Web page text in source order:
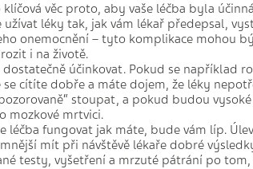
věc proto, aby vaše léčba byla
léky tak, jak vám lékař předepsal,
onemocnění – tyto komplikace mohou
i na životě.
dostatečně účinkovat. Pokud se například
cítíte dobře a máte dojem, že léky
stoupat, a pokud budou
mozkové mrtvici.
léčba fungovat jak máte, bude vám líp.
mít při návštěvě lékaře dobré
testy, vyšetření a mrzuté pátrání po